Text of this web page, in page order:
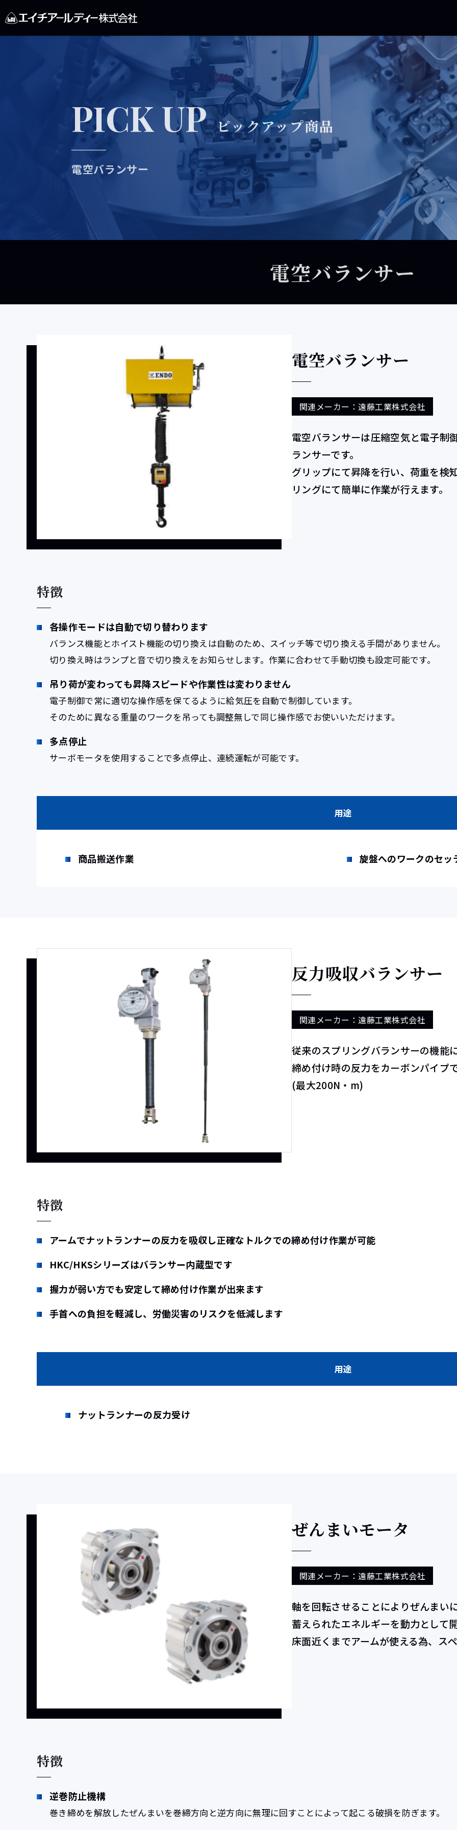
PICK UP ピックアップ商品
電空バランサー
電空バランサー
電空バランサー
関連メーカー：遠藤工業株式会社
電空バランサーは圧縮空気と電子制
ランサーです。
グリップにて昇降を行い、荷重を検
リングにて簡単に作業が行えます。
特徴
各操作モードは自動で切り替わります
バランス機能とホイスト機能の切り換えは自動のため、スイッチ等で切り換える手間がありません。
切り換え時はランプと音で切り換えをお知らせします。作業に合わせて手動切換も設定可能です。
吊り荷が変わっても昇降スピードや作業性は変わりません
電子制御で常に適切な操作感を保てるように給気圧を自動で制御しています。
そのために異なる重量のワークを吊っても調整無しで同じ操作感でお使いいただけます。
多点停止
サーボモータを使用することで多点停止、連続運転が可能です。
用途
商品搬送作業 旋盤へのワークのセッ
反力吸収バランサー
関連メーカー：遠藤工業株式会社
従来のスプリングバランサーの機能
締め付け時の反力をカーボンパイプ
(最大200N・m)
特徴
アームでナットランナーの反力を吸収し正確なトルクでの締め付け作業が可能
HKC/HKSシリーズはバランサー内蔵型です
握力が弱い方でも安定して締め付け作業が出来ます
手首への負担を軽減し、労働災害のリスクを低減します
用途
ナットランナーの反力受け
ぜんまいモータ
関連メーカー：遠藤工業株式会社
軸を回転させることによりぜんまい
蓄えられたエネルギーを動力として
床面近くまでアームが使える為、ス
特徴
逆巻防止機構
巻き締めを解放したぜんまいを巻締方向と逆方向に無理に回すことによって起こる破損を防ぎます。